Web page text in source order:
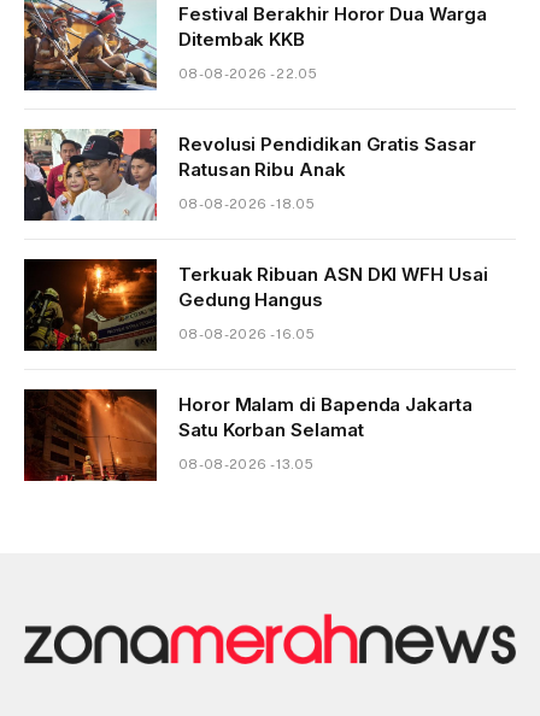
Festival Berakhir Horor Dua Warga
Ditembak KKB
08-08-2026 - 22.05
Revolusi Pendidikan Gratis Sasar
Ratusan Ribu Anak
08-08-2026 - 18.05
Terkuak Ribuan ASN DKI WFH Usai
Gedung Hangus
08-08-2026 - 16.05
Horor Malam di Bapenda Jakarta
Satu Korban Selamat
08-08-2026 - 13.05